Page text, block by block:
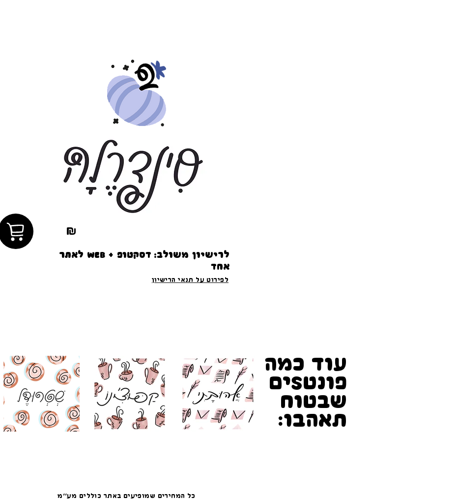
לרישיון משולב: דסקטופ + WEB לאתר
אחד
לפירוט על תנאי הרישיון
₪
עוד כמה
פונטSים
שבטוח
תאהבו:
כל המחירים שמופיעים באתר כוללים מע׳׳מ